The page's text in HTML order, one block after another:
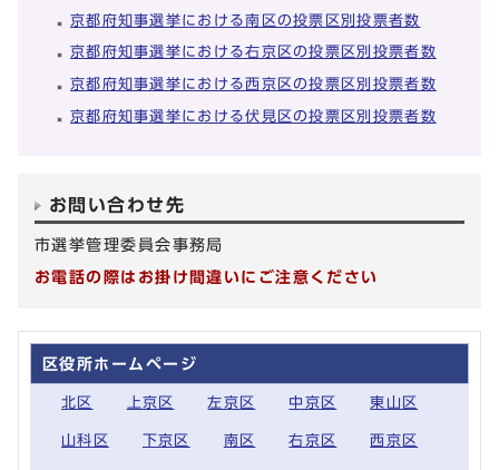
京都府知事選挙における南区の投票区別投票者数
京都府知事選挙における右京区の投票区別投票者数
京都府知事選挙における西京区の投票区別投票者数
京都府知事選挙における伏見区の投票区別投票者数
お問い合わせ先
市選挙管理委員会事務局
お電話の際はお掛け間違いにご注意ください
区役所ホームページ
北区 上京区 左京区 中京区 東山区
山科区 下京区 南区 右京区 西京区